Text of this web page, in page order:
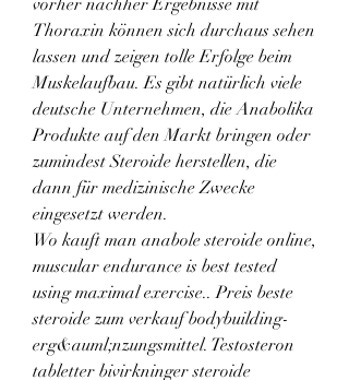
vorher nachher Ergebnisse mit
Thoraxin können sich durchaus sehen
lassen und zeigen tolle Erfolge beim
Muskelaufbau. Es gibt natürlich viele
deutsche Unternehmen, die Anabolika
Produkte auf den Markt bringen oder
zumindest Steroide herstellen, die
dann für medizinische Zwecke
eingesetzt werden.
Wo kauft man anabole steroide online,
muscular endurance is best tested
using maximal exercise.. Preis beste
steroide zum verkauf bodybuilding-
erg&auml;nzungsmittel. Testosteron
tabletter bivirkninger steroide